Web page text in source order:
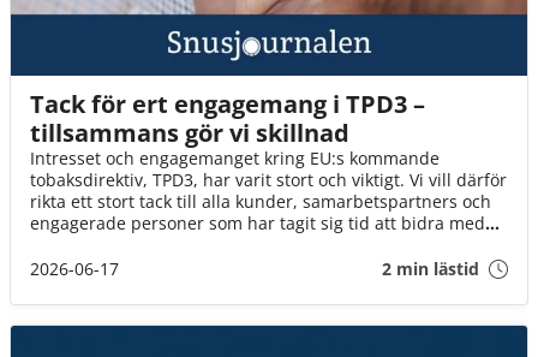
Tack för ert engagemang i TPD3 –
tillsammans gör vi skillnad
Intresset och engagemanget kring EU:s kommande
tobaksdirektiv, TPD3, har varit stort och viktigt. Vi vill därför
rikta ett stort tack till alla kunder, samarbetspartners och
engagerade personer som har tagit sig tid att bidra med
2026-06-17
2 min lästid